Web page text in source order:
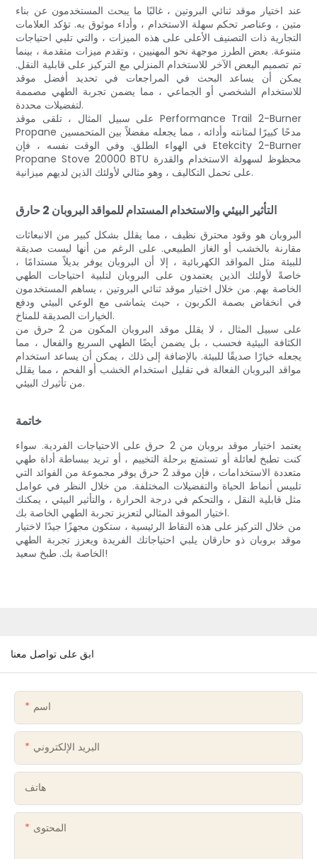
عند اختيار موقد ثنائي البروتين ، غالبًا ما يبحث المستخدمون عن بناء
متين ، وعناصر تحكم سهلة الاستخدام ، وأداء موثوق به. تؤكد العلامات
التجارية ذات التصنيف الأعلى على هذه الميزات ، والتي تلبي احتياجات
متنوعة. بعض الطرز موجهة نحو المهنيين ، وتقدم ميزات متقدمة ، بينما
تم تصميم البعض الآخر للاستخدام المنزلي مع التركيز على قابلية النقل.
يمكن أن يساعد البحث في المراجعات في تحديد أفضل موقد
للاستخدام الشخصي أو الجماعي ، مما يضمن تجربة الطهي مصممة
لتفضيلات محددة.
على سبيل المثال ، تلقى موقد Performance Trail 2-Burner
Propane مدحًا كبيرًا لمتانته وأدائه ، مما يجعله مفضلاً بين المتحمسين
في الهواء الطلق. وفي الوقت نفسه ، فإن Etekcity 2-Burner
Propane Stove 20000 BTU محظوظ لسهولة الاستخدام والقدرة
على تحمل التكاليف ، وهو مثالي لأولئك الذين لديهم ميزانية.
التأثير البيئي والاستخدام المستدام للمواقد البروبان 2 حارق
البروبان هو وقود محترق نظيف ، مما يقلل بشكل كبير من الانبعاثات
مقارنة بالخشب أو الغاز الطبيعي. على الرغم من أنها ليست صديقة
للبيئة مثل المواقد الكهربائية ، إلا أن البروبان يوفر بديلاً مستدامًا ،
خاصةً لأولئك الذين يعتمدون على البروبان لتلبية احتياجات الطهي
الخاصة بهم. من خلال اختيار موقد ثنائي البروتين ، يساهم المستخدمون
في انخفاض بصمة الكربون ، حيث يتماشى مع الوعي البيئي ودفع
الخيارات الصديقة للمناخ.
على سبيل المثال ، لا يقلل موقد البروبان المكون من 2 حرق من
الكثافة البيئية فحسب ، بل يضمن أيضًا الطهي السريع والفعال ، مما
يجعله خيارًا صديقًا للبيئة. بالإضافة إلى ذلك ، يمكن أن يساعد استخدام
مواقد البروبان الفعالة في تقليل استخدام الخشب أو الفحم ، مما يقلل
من تأثيرك البيئي.
خاتمة
يعتمد اختيار موقد بروبان من 2 حرق على الاحتياجات الفردية. سواء
كنت تطبخ لعائلة أو تستمتع برحلة التخييم ، أو تريد ببساطة أداة طهي
متعددة الاستخدامات ، فإن موقد 2 حرق يوفر مجموعة من الفوائد التي
تلبيس أنماط الحياة والتفضيلات المختلفة. من خلال النظر في عوامل
مثل قابلية النقل ، والتحكم في درجة الحرارة ، والتأثير البيئي ، يمكنك
اختيار الموقد المثالي لتعزيز تجربة الطهي الخاصة بك.
من خلال التركيز على هذه النقاط الرئيسية ، ستكون مجهزًا جيدًا لاختيار
موقد بروبان ذو حارقان يلبي احتياجاتك الفريدة ويعزز تجربة الطهي
الخاصة بك. طبخ سعيد!
ابق على تواصل معنا
اسم
البريد الإلكتروني
هاتف
المحتوى